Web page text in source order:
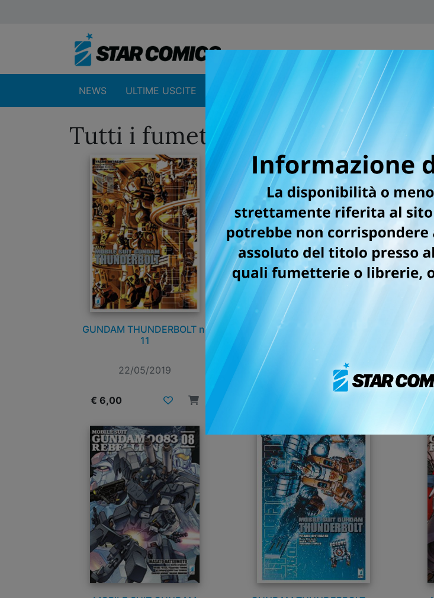
NEWS ULTIME USCITE CATALOGO SFOGLIA ONLINE
Tutti i fumetti per la testata
GUNDAM THUNDERBOLT n.
11
22/05/2019
€ 6,00
MOBILE SUIT GUNDAM
0083 - REBELLION n. 10
23/01/2019